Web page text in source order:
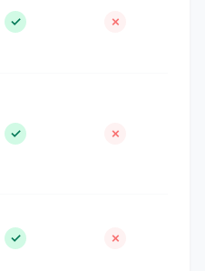
✓ ✗
✓ ✗
✓ ✗